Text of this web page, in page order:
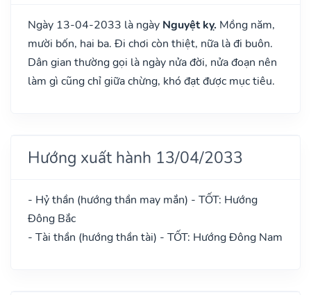
Ngày 13-04-2033 là ngày Nguyệt kỵ. Mồng năm,
mười bốn, hai ba. Đi chơi còn thiệt, nữa là đi buôn.
Dân gian thường gọi là ngày nửa đời, nửa đoạn nên
làm gì cũng chỉ giữa chừng, khó đạt được mục tiêu.
Hướng xuất hành 13/04/2033
- Hỷ thần (hướng thần may mắn) - TỐT: Hướng
Đông Bắc
- Tài thần (hướng thần tài) - TỐT: Hướng Đông Nam